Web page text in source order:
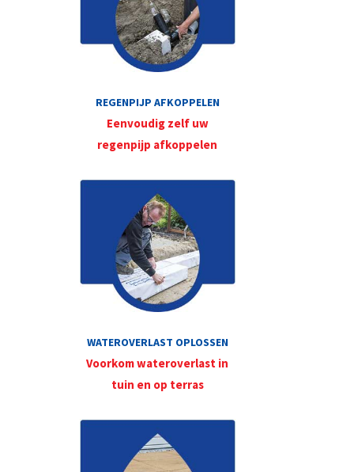
REGENPIJP AFKOPPELEN
Eenvoudig zelf uw
regenpijp afkoppelen
WATEROVERLAST OPLOSSEN
Voorkom wateroverlast in
tuin en op terras